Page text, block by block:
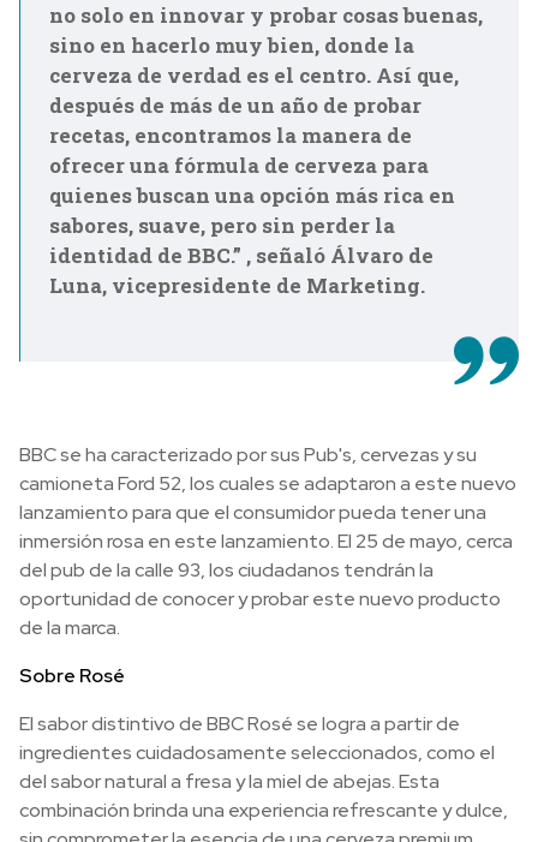
no solo en innovar y probar cosas buenas,
sino en hacerlo muy bien, donde la
cerveza de verdad es el centro. Así que,
después de más de un año de probar
recetas, encontramos la manera de
ofrecer una fórmula de cerveza para
quienes buscan una opción más rica en
sabores, suave, pero sin perder la
identidad de BBC.” , señaló Álvaro de
Luna, vicepresidente de Marketing.
BBC se ha caracterizado por sus Pub's, cervezas y su
camioneta Ford 52, los cuales se adaptaron a este nuevo
lanzamiento para que el consumidor pueda tener una
inmersión rosa en este lanzamiento. El 25 de mayo, cerca
del pub de la calle 93, los ciudadanos tendrán la
oportunidad de conocer y probar este nuevo producto
de la marca.
Sobre Rosé
El sabor distintivo de BBC Rosé se logra a partir de
ingredientes cuidadosamente seleccionados, como el
del sabor natural a fresa y la miel de abejas. Esta
combinación brinda una experiencia refrescante y dulce,